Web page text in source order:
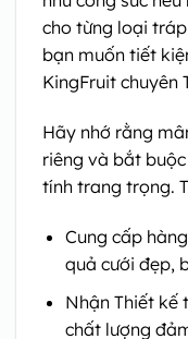
cho từng loại
bạn muốn tiết
KingFruit chuyên
Hãy nhớ rằng
riêng và bắt
tính trang trọng.
Cung cấp
quả cưới đẹp,
Nhận Thiết kế
chất lượng